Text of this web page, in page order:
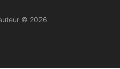
© 2026